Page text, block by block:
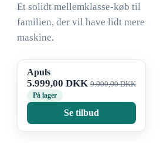
Et solidt mellemklasse-køb til
familien, der vil have lidt mere
maskine.
Apuls
5.999,00 DKK9.000,00 DKK
På lager
Se tilbud